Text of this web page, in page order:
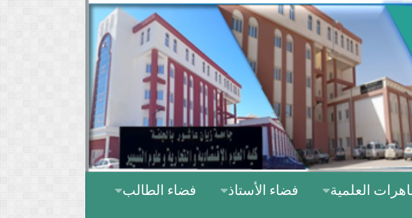
Skip to content
العلمية فضاء الأستاذ فضاء الطالب